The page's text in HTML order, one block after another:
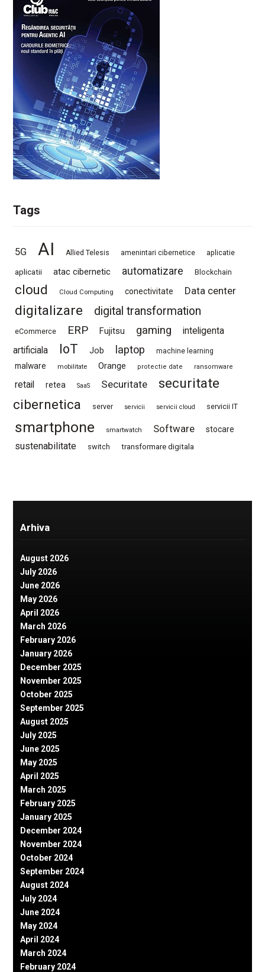
Tags
5G AI Allied Telesis amenintari cibernetice aplicatie
aplicatii atac cibernetic automatizare Blockchain
cloud Cloud Computing conectivitate Data center
digitalizare digital transformation
eCommerce ERP Fujitsu gaming
inteligenta
artificiala
IoT Job laptop machine learning
malware mobilitate Orange protectie date ransomware
retail retea SaaS Securitate
securitate
cibernetica
server servicii servicii cloud servicii IT
smartphone smartwatch Software stocare
sustenabilitate switch transformare digitala
Arhiva
August 2026
July 2026
June 2026
May 2026
April 2026
March 2026
February 2026
January 2026
December 2025
November 2025
October 2025
September 2025
August 2025
July 2025
June 2025
May 2025
April 2025
March 2025
February 2025
January 2025
December 2024
November 2024
October 2024
September 2024
August 2024
July 2024
June 2024
May 2024
April 2024
March 2024
February 2024